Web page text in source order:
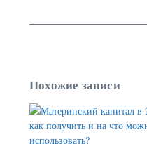
Похожие записи